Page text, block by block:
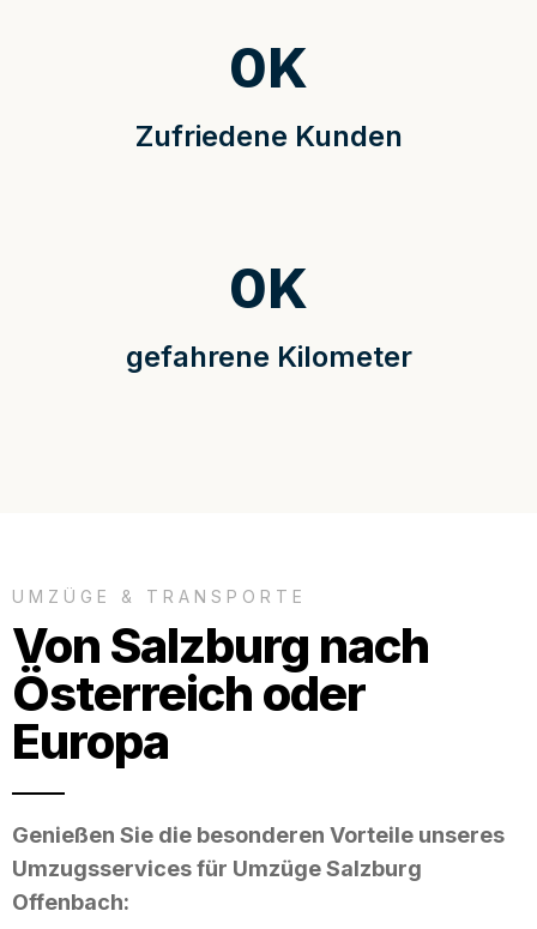
Zufriedene Kunden
0K
gefahrene Kilometer
0K
UMZÜGE & TRANSPORTE
Von Salzburg nach
Österreich oder
Europa
Genießen Sie die besonderen Vorteile unseres
Umzugsservices für Umzüge Salzburg
Offenbach: